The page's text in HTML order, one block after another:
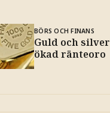
BÖRS OCH FINANS
Guld och
ökad ränteoro